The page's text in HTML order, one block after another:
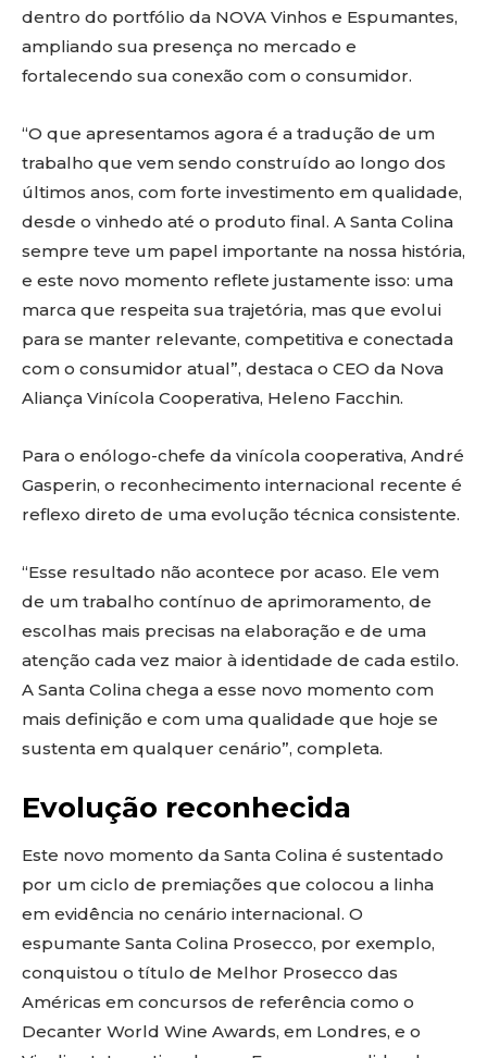
dentro do portfólio da NOVA Vinhos e Espumantes,
ampliando sua presença no mercado e
fortalecendo sua conexão com o consumidor.
“O que apresentamos agora é a tradução de um
trabalho que vem sendo construído ao longo dos
últimos anos, com forte investimento em qualidade,
desde o vinhedo até o produto final. A Santa Colina
sempre teve um papel importante na nossa história,
e este novo momento reflete justamente isso: uma
marca que respeita sua trajetória, mas que evolui
para se manter relevante, competitiva e conectada
com o consumidor atual”, destaca o CEO da Nova
Aliança Vinícola Cooperativa, Heleno Facchin.
Para o enólogo-chefe da vinícola cooperativa, André
Gasperin, o reconhecimento internacional recente é
reflexo direto de uma evolução técnica consistente.
“Esse resultado não acontece por acaso. Ele vem
de um trabalho contínuo de aprimoramento, de
escolhas mais precisas na elaboração e de uma
atenção cada vez maior à identidade de cada estilo.
A Santa Colina chega a esse novo momento com
mais definição e com uma qualidade que hoje se
sustenta em qualquer cenário”, completa.
Evolução reconhecida
Este novo momento da Santa Colina é sustentado
por um ciclo de premiações que colocou a linha
em evidência no cenário internacional. O
espumante Santa Colina Prosecco, por exemplo,
conquistou o título de Melhor Prosecco das
Américas em concursos de referência como o
Decanter World Wine Awards, em Londres, e o